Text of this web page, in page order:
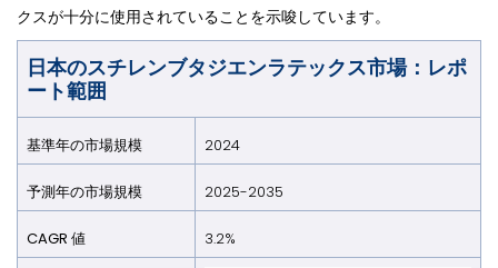
クスが十分に使用されていることを示唆しています。
日本のスチレンブタジエンラテックス市場：レポ
ート範囲
基準年の市場規模 2024
予測年の市場規模 2025-2035
CAGR 値 3.2%